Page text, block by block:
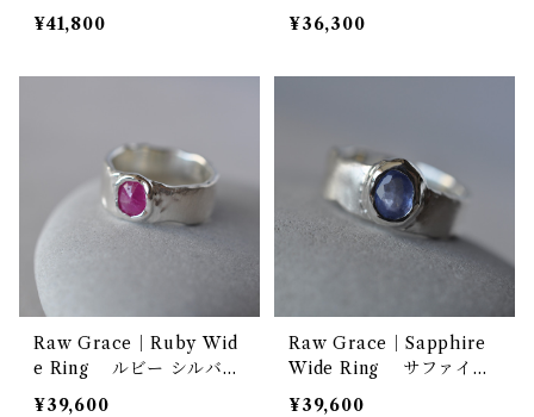
シルバー ワイドリング
¥41,800
ン シルバーワイドリング
¥36,300
Raw Grace｜Ruby Wid
e Ring ルビー シルバー
ワイドリング
¥39,600
Raw Grace｜Sapphire
Wide Ring サファイア
シルバー ワイドリング
¥39,600